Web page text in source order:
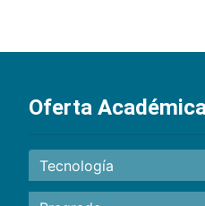
Oferta
Tecnología